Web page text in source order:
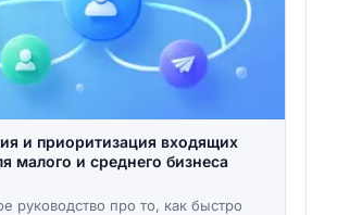
и приоритизация входящих
малого и среднего бизнеса
руководство про то, как быстро